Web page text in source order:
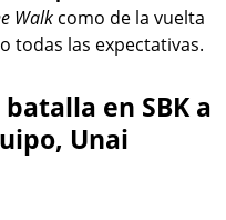
Walk como de la vuelta
todas las expectativas.
en SBK a
Unai